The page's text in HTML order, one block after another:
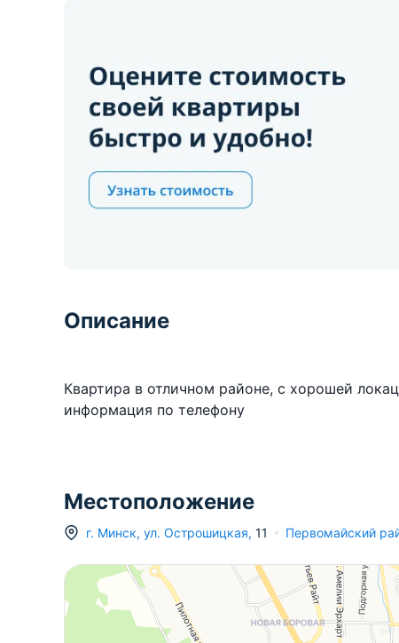
Описание
Квартира в отличном районе, с хорошей
информация по телефону
Местоположение
г. Минск, ул. Острошицкая, 11 Первомайский